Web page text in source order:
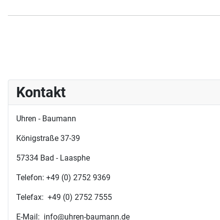
Kontakt
Uhren - Baumann
Königstraße 37-39
57334 Bad - Laasphe
Telefon: +49 (0) 2752 9369
Telefax: +49 (0) 2752 7555
E-Mail: info@uhren-baumann.de